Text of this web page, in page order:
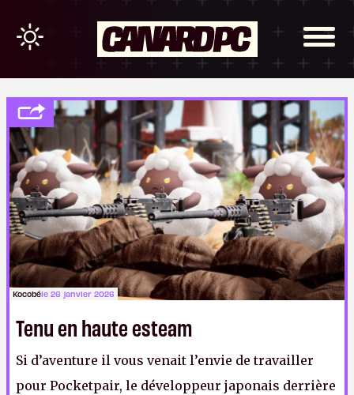
Kocobéle 26 janvier 2026
Tenu en haute esteam
Si d’aventure il vous venait l’envie de travailler
pour Pocketpair, le développeur japonais derrière